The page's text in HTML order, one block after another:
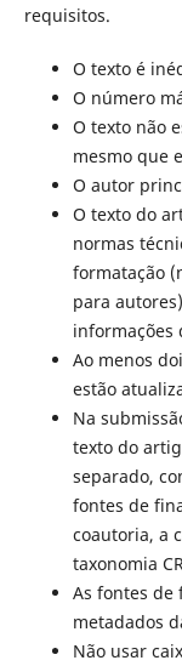
requisitos.
O texto é
O número
O texto não
mesmo que
O autor
O texto do
normas
formatação
para
informações
Ao menos
estão
Na
texto do
separado,
fontes de
coautoria, a
taxonomia
As fontes de
metadados
Não usar